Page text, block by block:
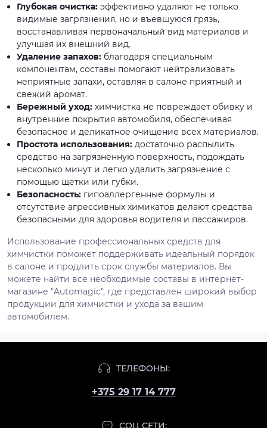
Глубокая очистка: эффективно удаляют не только
видимые загрязнения, но и въевшуюся грязь,
восстанавливая первоначальный вид материалов и
улучшая их внешний вид.
Удаление запахов: благодаря специальным
компонентам, составы помогают нейтрализовать
неприятные запахи, оставляя в салоне приятный и
свежий аромат.
Бережный уход: химчистка не повреждает обивку и
внутренние покрытия автомобиля, обеспечивая
безопасное и деликатное очищение всех материалов.
Простота использования: достаточно распылить
средство на загрязненную поверхность, подождать
несколько минут и легко удалить загрязнение с
помощью щетки или губки.
Безопасность: гипоаллергенные формулы и
отсутствие агрессивных химикатов делают средства
безопасными для здоровья водителя и пассажиров.
Использование профессиональных средств для
химчистки поможет поддерживать идеальный порядок
в салоне и продлить срок службы материалов. Вы
можете найти все необходимые составы в интернет-
магазине "Automagic", где представлен широкий выбор
продукции для химчистки и ухода за вашим
автомобилем.
ТЕЛЕФОНЫ:
+375 29 17 14 777
СОЦ СЕТИ: